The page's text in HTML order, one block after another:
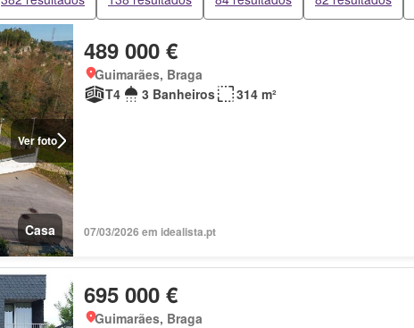
Ver foto
Casa
489 000 €
Guimarães, Braga
T4
3 Banheiros 314 m²
07/03/2026 em idealista.pt
695 000 €
Guimarães, Braga